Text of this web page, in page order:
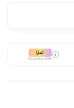
i تمارا
دفعات مرنة وسهلة